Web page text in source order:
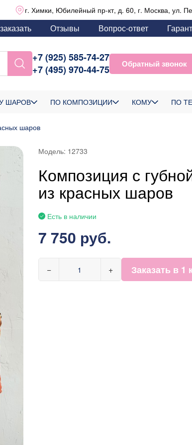
г. Химки, Юбилейный пр-кт, д. 60, г. Москва, ул.
Отзывы Вопрос-ответ
+7 (925) 585-74-27
+7 (495) 970-44-75
Обратный звонок
ШАРОВ ПО КОМПОЗИЦИИ КОМУ ПО
шаров
Модель: 12733
Композиция с
из красных шаров
Есть в наличии
7 750 руб.
− + Заказать в 1